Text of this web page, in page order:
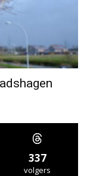
337
volgers